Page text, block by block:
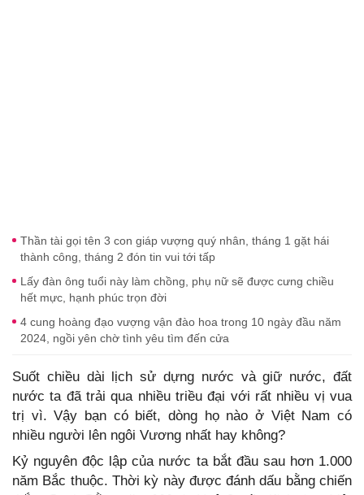
Thần tài gọi tên 3 con giáp vượng quý nhân, tháng 1 gặt hái
thành công, tháng 2 đón tin vui tới tấp
Lấy đàn ông tuổi này làm chồng, phụ nữ sẽ được cưng chiều
hết mực, hạnh phúc trọn đời
4 cung hoàng đạo vượng vận đào hoa trong 10 ngày đầu năm
2024, ngồi yên chờ tình yêu tìm đến cửa
Suốt chiều dài lịch sử dựng nước và giữ nước, đất
nước ta đã trải qua nhiều triều đại với rất nhiều vị vua
trị vì. Vậy bạn có biết, dòng họ nào ở Việt Nam có
nhiều người lên ngôi Vương nhất hay không?
Kỷ nguyên độc lập của nước ta bắt đầu sau hơn 1.000
năm Bắc thuộc. Thời kỳ này được đánh dấu bằng chiến